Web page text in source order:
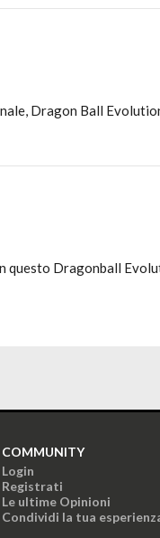
Dragon Ball
questo Dragonball
COMMUNITY
Login
Registrati
Le ultime Opinioni
Condividi la tua